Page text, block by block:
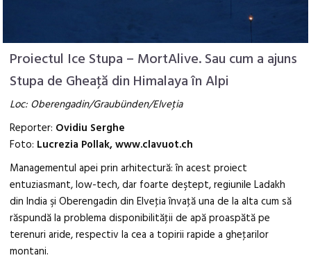
Proiectul Ice Stupa – MortAlive. Sau cum a ajuns
Stupa de Gheaţă din Himalaya în Alpi
Loc: Oberengadin/Graubünden/Elveţia
Reporter: Ovidiu Serghe
Foto: Lucrezia Pollak, www.clavuot.ch
Managementul apei prin arhitectură: în acest proiect
entuziasmant, low-tech, dar foarte deştept, regiunile Ladakh
din India şi Oberengadin din Elveţia învaţă una de la alta cum să
răspundă la problema disponibilităţii de apă proaspătă pe
terenuri aride, respectiv la cea a topirii rapide a gheţarilor
montani.